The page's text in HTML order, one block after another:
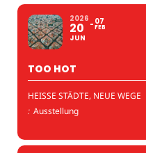
2026
20
JUN
07
FEB
TOO HOT
HEISSE STÄDTE, NEUE WEGE
: Ausstellung